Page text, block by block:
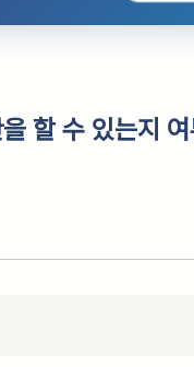
할 수 있는지